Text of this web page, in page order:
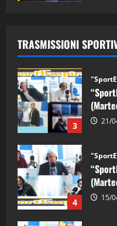
TRASMISSIONI
2 28/
3 21/
4 15/